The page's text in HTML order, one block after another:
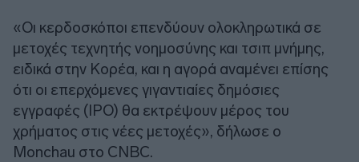
«Οι κερδοσκόποι επενδύουν ολοκληρωτικά σε
μετοχές τεχνητής νοημοσύνης και τσιπ μνήμης,
ειδικά στην Κορέα, και η αγορά αναμένει επίσης
ότι οι επερχόμενες γιγαντιαίες δημόσιες
εγγραφές (IPO) θα εκτρέψουν μέρος του
χρήματος στις νέες μετοχές», δήλωσε ο
Monchau στο CNBC.